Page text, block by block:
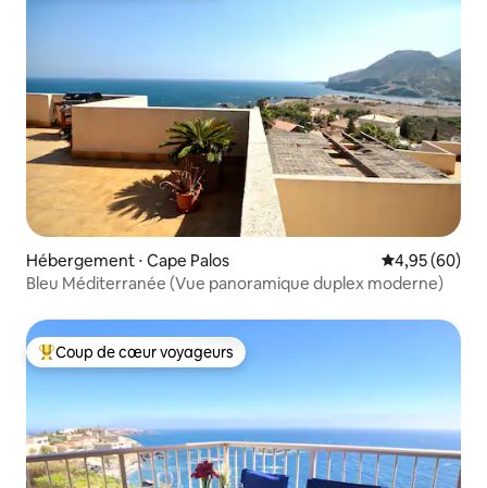
Hébergement ⋅ Cape Palos Évaluation
4,95 (60)
Bleu Méditerranée (Vue panoramique duplex moderne)
Coups de cœur voyageurs les plus appréciés
Coup de cœur voyageurs